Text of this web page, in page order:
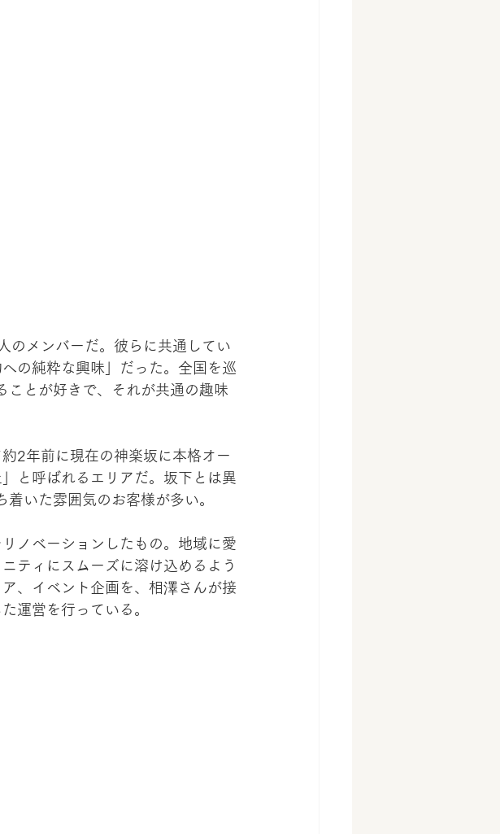
のメンバーだ。彼らに共通してい
の純粋な興味」だった。全国を巡
ことが好きで、それが共通の趣味
2年前に現在の神楽坂に本格オー
と呼ばれるエリアだ。坂下とは異
いた雰囲気のお客様が多い。
ノベーションしたもの。地域に愛
ティにスムーズに溶け込めるよう
、イベント企画を、相澤さんが接
運営を行っている。